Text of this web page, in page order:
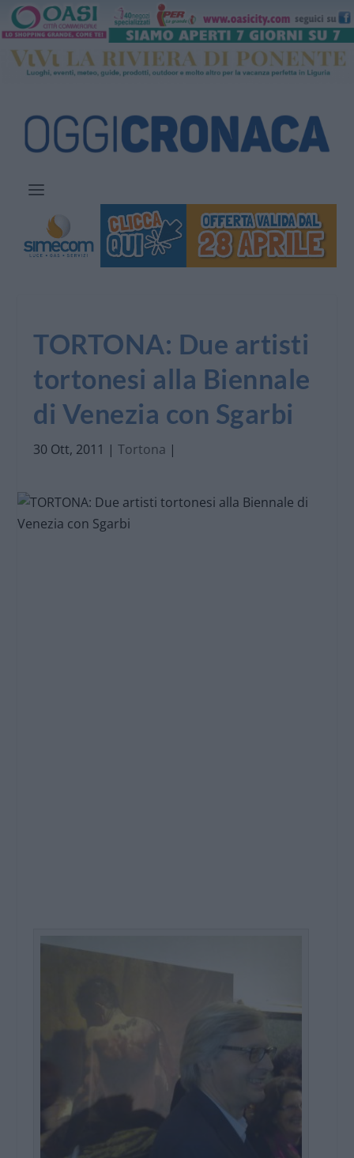
TORTONA: Due artisti
tortonesi alla Biennale
di Venezia con Sgarbi
30 Ott, 2011 |Tortona |